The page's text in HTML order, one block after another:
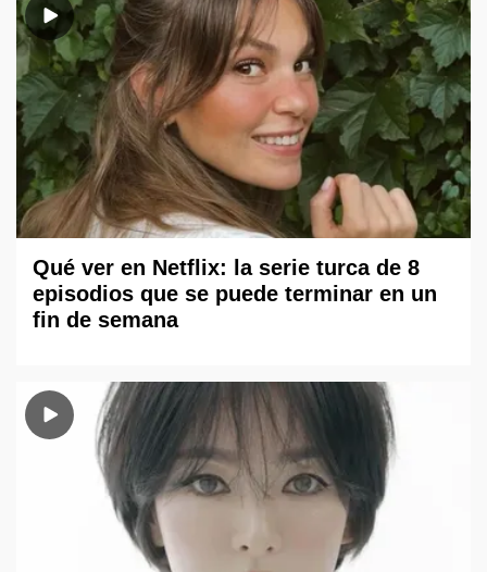
Qué ver en Netflix: la serie turca de 8
episodios que se puede terminar en un
fin de semana